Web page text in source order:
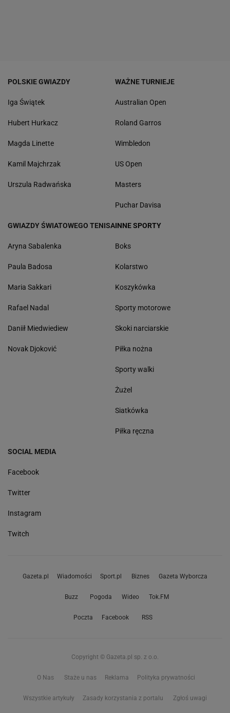
POLSKIE GWIAZDY
Iga Świątek
Hubert Hurkacz
Magda Linette
Kamil Majchrzak
Urszula Radwańska
WAŻNE TURNIEJE
Australian Open
Roland Garros
Wimbledon
US Open
Masters
Puchar Davisa
GWIAZDY ŚWIATOWEGO TENISA
Aryna Sabalenka
Paula Badosa
Maria Sakkari
Rafael Nadal
Daniił Miedwiediew
Novak Djoković
INNE SPORTY
Boks
Kolarstwo
Koszykówka
Sporty motorowe
Skoki narciarskie
Piłka nożna
Sporty walki
Żużel
Siatkówka
Piłka ręczna
SOCIAL MEDIA
Facebook
Twitter
Instagram
Twitch
Gazeta.pl Wiadomości Sport.pl Biznes Gazeta Wyborcza
Buzz Pogoda Wideo Tok.FM
Poczta Facebook RSS
Copyright © Gazeta.pl sp. z o.o.
O Nas Staże u nas Reklama Polityka prywatności
Wszystkie artykuły Zasady korzystania z portalu Zgłoś uwagi